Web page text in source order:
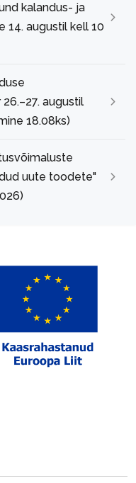
kalandus- ja
augustil kell 10
augustil
18.08ks)
uute toodete"